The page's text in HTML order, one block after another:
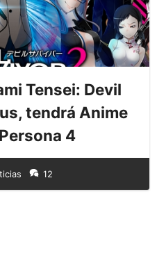
Tensei: Devil
tendrá Anime
4
12